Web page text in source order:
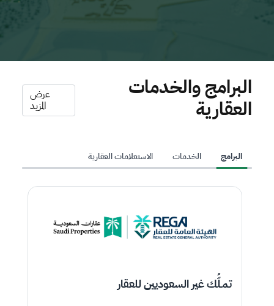
البرامج والخدمات
العقارية
عرض
المزيد
البرامج الخدمات الاستعلامات العقارية
تمـلُّك غير السعوديين للعقار